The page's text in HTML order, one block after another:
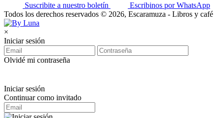
Suscribite a nuestro boletín
Escribinos por WhatsApp
Todos los derechos reservados © 2026, Escaramuza - Libros y café
×
Iniciar sesión
Olvidé mi contraseña
Iniciar sesión
Continuar como invitado